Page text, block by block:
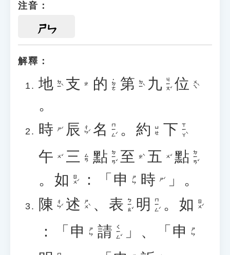
注音：
ㄕㄣ
解釋：
地 ㄉㄧˋ 支 ㄓ 的 ˙ㄉㄜ 第 ㄉㄧˋ 九 ㄐㄧㄡˇ 位 ㄨㄟˋ
。
時
ㄕˊ 辰 ㄔㄣˊ 名 ㄇㄧㄥˊ 。 約 ㄩㄝ 下 ㄒㄧㄚˋ
午 ㄨˇ 三 ㄙㄢ 點 ㄉㄧㄢˇ 至 ㄓˋ 五 ㄨˇ 點 ㄉㄧㄢˇ
。 如 ㄖㄨˊ ：「 申 ㄕㄣ 時 ㄕˊ
」。
陳 ㄔㄣˊ 述 ㄕㄨˋ 、 表 ㄅㄧㄠˇ 明 ㄇㄧㄥˊ 。 如 ㄖㄨˊ
：「 申 ㄕㄣ 請 ㄑㄧㄥˇ 」、「 申 ㄕㄣ